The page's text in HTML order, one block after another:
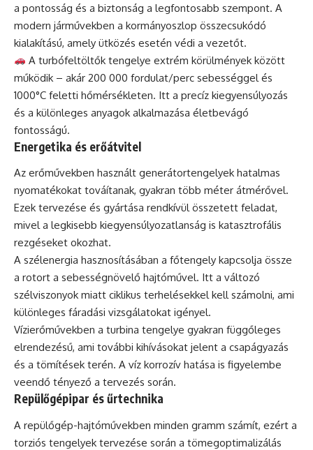
a pontosság és a biztonság a legfontosabb szempont. A
modern járművekben a kormányoszlop összecsukódó
kialakítású, amely ütközés esetén védi a vezetőt.
A turbófeltöltők tengelye extrém körülmények között
működik – akár 200 000 fordulat/perc sebességgel és
1000°C feletti hőmérsékleten. Itt a precíz kiegyensúlyozás
és a különleges anyagok alkalmazása életbevágó
fontosságú.
Energetika és erőátvitel
Az erőművekben használt generátortengelyek hatalmas
nyomatékokat továítanak, gyakran több méter átmérővel.
Ezek tervezése és gyártása rendkívül összetett feladat,
mivel a legkisebb kiegyensúlyozatlanság is katasztrofális
rezgéseket okozhat.
A szélenergia hasznosításában a főtengely kapcsolja össze
a rotort a sebességnövelő hajtóművel. Itt a változó
szélviszonyok miatt ciklikus terhelésekkel kell számolni, ami
különleges fáradási vizsgálatokat igényel.
Vízierőművekben a turbina tengelye gyakran függőleges
elrendezésű, ami további kihívásokat jelent a csapágyazás
és a tömítések terén. A víz korrozív hatása is figyelembe
veendő tényező a tervezés során.
Repülőgépipar és űrtechnika
A repülőgép-hajtóművekben minden gramm számít, ezért a
torziós tengelyek tervezése során a tömegoptimalizálás